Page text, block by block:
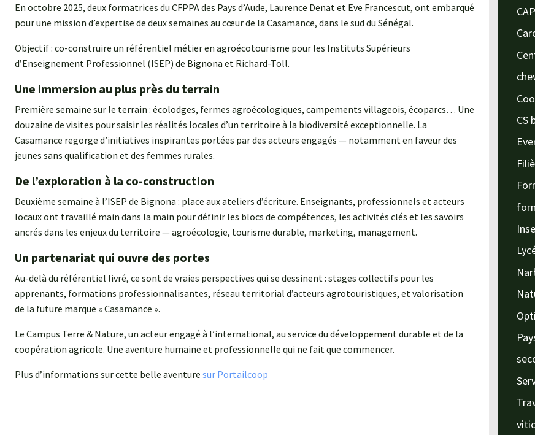
En octobre 2025, deux formatrices du CFPPA des Pays d’Aude, Laurence Denat et Eve Francescut, ont embarqué
pour une mission d’expertise de deux semaines au cœur de la Casamance, dans le sud du Sénégal.
Objectif : co-construire un référentiel métier en agroécotourisme pour les Instituts Supérieurs
d’Enseignement Professionnel (ISEP) de Bignona et Richard-Toll.
Une immersion au plus près du terrain
Première semaine sur le terrain : écolodges, fermes agroécologiques, campements villageois, écoparcs… Une
douzaine de visites pour saisir les réalités locales d’un territoire à la biodiversité exceptionnelle. La
Casamance regorge d’initiatives inspirantes portées par des acteurs engagés — notamment en faveur des
jeunes sans qualification et des femmes rurales.
De l’exploration à la co-construction
Deuxième semaine à l’ISEP de Bignona : place aux ateliers d’écriture. Enseignants, professionnels et acteurs
locaux ont travaillé main dans la main pour définir les blocs de compétences, les activités clés et les savoirs
ancrés dans les enjeux du territoire — agroécologie, tourisme durable, marketing, management.
Un partenariat qui ouvre des portes
Au-delà du référentiel livré, ce sont de vraies perspectives qui se dessinent : stages collectifs pour les
apprenants, formations professionnalisantes, réseau territorial d’acteurs agrotouristiques, et valorisation
de la future marque « Casamance ».
Le Campus Terre & Nature, un acteur engagé à l’international, au service du développement durable et de la
coopération agricole. Une aventure humaine et professionnelle qui ne fait que commencer.
Plus d’informations sur cette belle aventure sur Portailcoop
CS